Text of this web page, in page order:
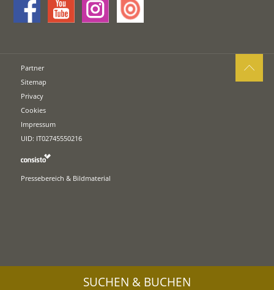
Partner
Sitemap
Privacy
Cookies
Impressum
UID: IT02745550216
Pressebereich & Bildmaterial
SUCHEN & BUCHEN